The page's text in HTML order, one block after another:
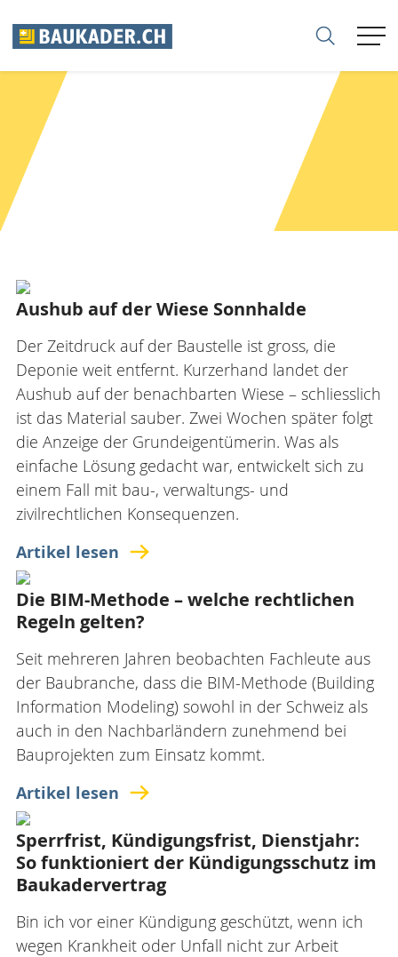
VERBAND
MITGLIEDER
FIRMEN
SEKTIONEN
KARRIERE
FACHMAGAZIN
KONTAKT
ANMELDEN
DEFRIT
Aushub auf der Wiese Sonnhalde
Der Zeitdruck auf der Baustelle ist gross, die
Deponie weit entfernt. Kurzerhand landet der
Aushub auf der benachbarten Wiese – schliesslich
ist das Material sauber. Zwei Wochen später folgt
die Anzeige der Grundeigentümerin. Was als
einfache Lösung gedacht war, entwickelt sich zu
einem Fall mit bau-, verwaltungs- und
zivilrechtlichen Konsequenzen.
Artikel lesen
Die BIM-Methode – welche rechtlichen
Regeln gelten?
Seit mehreren Jahren beobachten Fachleute aus
der Baubranche, dass die BIM-Methode (Building
Information Modeling) sowohl in der Schweiz als
auch in den Nachbarländern zunehmend bei
Bauprojekten zum Einsatz kommt.
Artikel lesen
Sperrfrist, Kündigungsfrist, Dienstjahr:
So funktioniert der Kündigungsschutz im
Baukadervertrag
Bin ich vor einer Kündigung geschützt, wenn ich
wegen Krankheit oder Unfall nicht zur Arbeit